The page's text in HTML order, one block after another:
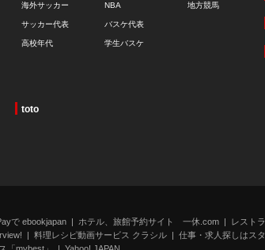
海外サッカー
サッカー代表
高校年代
NBA
バスケ代表
学生バスケ
地方競馬
toto
で ebookjapan
ホテル、旅館予約サイト 一休.com
レスト
料理レシピ動画サービス クラシル 仕事・求人探しはス